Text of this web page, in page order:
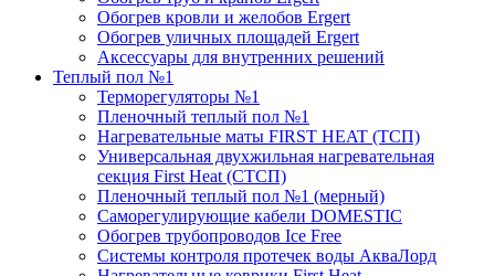
Обогрев кровли и желобов Ergert
Обогрев уличных площадей Ergert
Аксессуары для внутренних решений
Теплый пол №1
Терморегуляторы №1
Пленочный теплый пол №1
Нагревательные маты FIRST HEAT (ТСП)
Универсальная двухжильная нагревательная
секция First Heat (СТСП)
Пленочный теплый пол №1 (мерный)
Саморегулирующие кабели DOMESTIC
Обогрев трубопроводов Ice Free
Системы контроля протечек воды АкваЛорд